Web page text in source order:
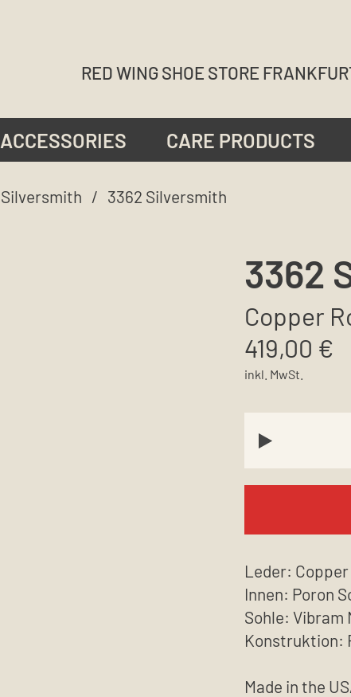
RED WING SHOE STORE
ACCESSORIES CARE PRODUCTS
Silversmith / 3362 Silversmith
3362
Copper
419,00 €
inkl. MwSt.
Leder: Copper
Innen: Poron
Sohle: Vibram
Konstruktion:
Made in the